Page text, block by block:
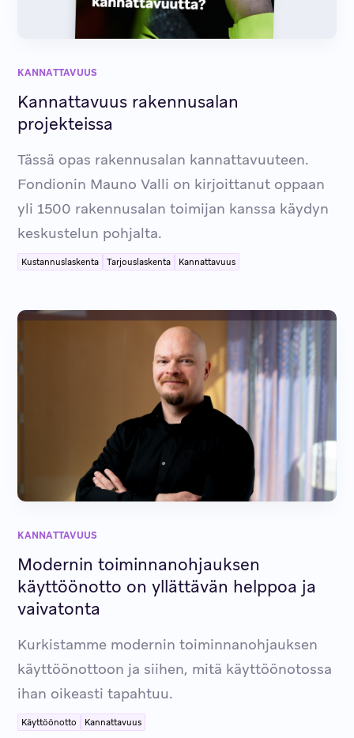
KANNATTAVUUS
Kannattavuus rakennusalan
projekteissa
Tässä opas rakennusalan kannattavuuteen.
Fondionin Mauno Valli on kirjoittanut oppaan
yli 1500 rakennusalan toimijan kanssa käydyn
keskustelun pohjalta.
Kustannuslaskenta Tarjouslaskenta Kannattavuus
KANNATTAVUUS
Modernin toiminnanohjauksen
käyttöönotto on yllättävän helppoa ja
vaivatonta
Kurkistamme modernin toiminnanohjauksen
käyttöönottoon ja siihen, mitä käyttöönotossa
ihan oikeasti tapahtuu.
Käyttöönotto Kannattavuus